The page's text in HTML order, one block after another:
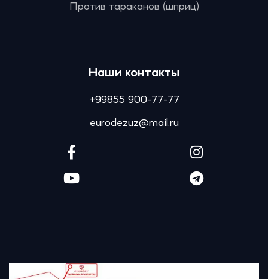
Против тараканов (шприц)
Наши контакты
+99855 900-77-77
eurodezuz@mail.ru